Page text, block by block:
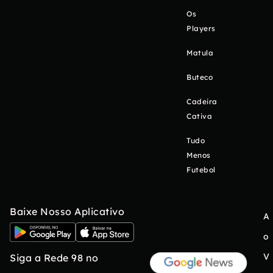
Os
Players
Matula
Buteco
Cadeira
Cativa
Tudo
Menos
Futebol
Baixe Nosso Aplicativo
Siga a Rede 98 no
A
o
V